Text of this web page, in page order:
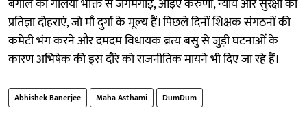
प्रतिज्ञा दोहराएं, जो माँ दुर्गा के मूल्य हैं। पिछले दिनों शिक्षक संगठनों की
कमेटी भंग करने और दमदम विधायक ब्रत्य बसु से जुड़ी घटनाओं के
कारण अभिषेक की इस दौरे को राजनीतिक मायने भी दिए जा रहे हैं।
Abhishek Banerjee Maha Asthami DumDum